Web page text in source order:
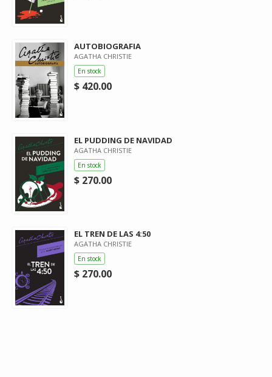
AUTOBIOGRAFIA
AGATHA CHRISTIE
En stock
$ 420.00
EL PUDDING DE NAVIDAD
AGATHA CHRISTIE
En stock
$ 270.00
EL TREN DE LAS 4:50
AGATHA CHRISTIE
En stock
$ 270.00